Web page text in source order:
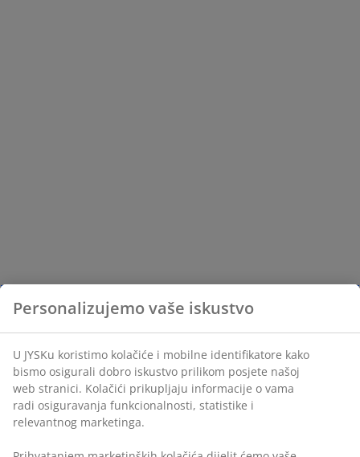
Personalizujemo vaše iskustvo
U JYSKu koristimo kolačiće i mobilne identifikatore kako
bismo osigurali dobro iskustvo prilikom posjete našoj
web stranici. Kolačići prikupljaju informacije o vama
radi osiguravanja funkcionalnosti, statistike i
relevantnog marketinga.